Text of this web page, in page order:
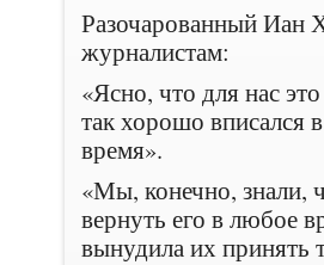
Разочарованный Иан
журналистам:
«Ясно, что для нас
так хорошо вписался
время».
«Мы, конечно, знали,
вернуть его в любое
вынудила их принять